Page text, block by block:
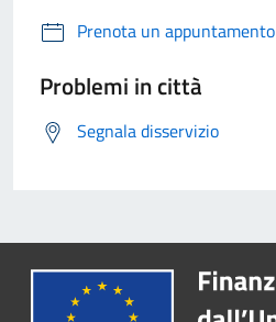
Prenota un appuntamento
Problemi in città
Segnala disservizio